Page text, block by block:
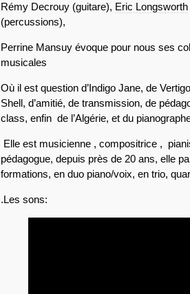
Rémy Decrouy (guitare), Eric Longsworth
(percussions),
Perrine Mansuy évoque pour nous ses
musicales
Où il est question d’Indigo Jane, de
Shell, d’amitié, de transmission, de
class, enfin de l’Algérie, et du
Elle est musicienne , compositrice ,
pédagogue, depuis près de 20 ans, elle
formations, en duo piano/voix, en trio,
.Les sons: